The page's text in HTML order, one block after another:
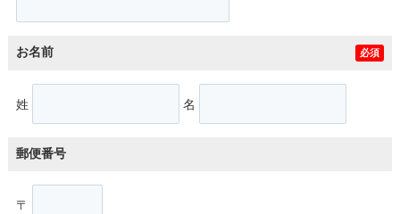
お名前 必須
姓 名
郵便番号
〒